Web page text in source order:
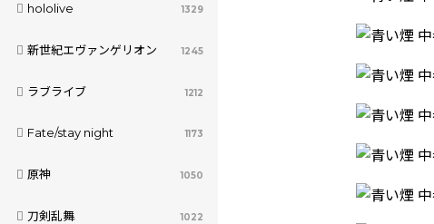
hololive 1329
新世紀エヴァンゲリオン 1245
ラブライブ 1212
Fate/stay night 1173
原神 1050
刀剣乱舞 1022